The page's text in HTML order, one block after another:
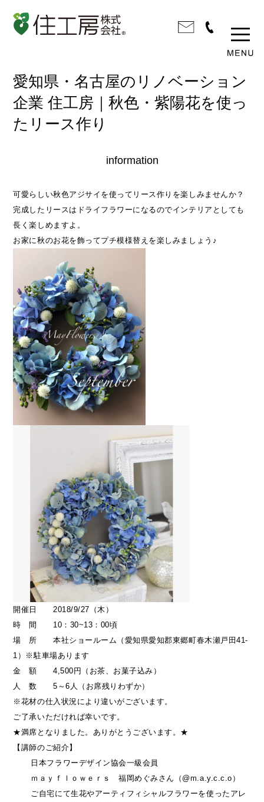
愛知県・名古屋のリノベーション
企業 住工房｜秋色・紫陽花を使っ
たリース作り
information
可愛らしい秋色アジサイを使ってリース作りを楽しみませんか？
完成したリースはドライフラワーになるのでインテリアとしても
長く楽しめますよ。
お家に秋のお花を飾ってプチ模様替えを楽しみましょう♪
開催日 2018/9/27（木）
時 間 10：30~13：00頃
場 所 本社ショールーム（愛知県愛知郡東郷町春木瀬戸田41-
1）※駐車場あります
金 額 4,500円（お茶、お菓子込み）
人 数 5～6人（お席残りわずか）
※花材の仕入状況により違いがございます。
ご了承いただければ幸いです。
★満席となりました。ありがとうございます。★
【講師のご紹介】
日本フラワーデザイン協会一級会員
ｍａｙｆｌｏｗｅｒｓ 福岡めぐみさん（@m.a.y.c.c.o）
ご自宅にて生花やアーティフィシャルフラワーを使ったアレ